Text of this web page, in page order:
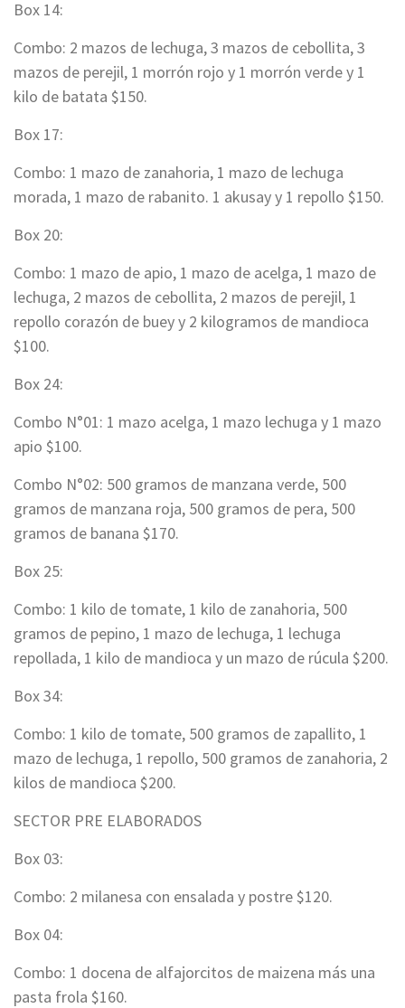
Box 14:
Combo: 2 mazos de lechuga, 3 mazos de cebollita, 3
mazos de perejil, 1 morrón rojo y 1 morrón verde y 1
kilo de batata $150.
Box 17:
Combo: 1 mazo de zanahoria, 1 mazo de lechuga
morada, 1 mazo de rabanito. 1 akusay y 1 repollo $150.
Box 20:
Combo: 1 mazo de apio, 1 mazo de acelga, 1 mazo de
lechuga, 2 mazos de cebollita, 2 mazos de perejil, 1
repollo corazón de buey y 2 kilogramos de mandioca
$100.
Box 24:
Combo N°01: 1 mazo acelga, 1 mazo lechuga y 1 mazo
apio $100.
Combo N°02: 500 gramos de manzana verde, 500
gramos de manzana roja, 500 gramos de pera, 500
gramos de banana $170.
Box 25:
Combo: 1 kilo de tomate, 1 kilo de zanahoria, 500
gramos de pepino, 1 mazo de lechuga, 1 lechuga
repollada, 1 kilo de mandioca y un mazo de rúcula $200.
Box 34:
Combo: 1 kilo de tomate, 500 gramos de zapallito, 1
mazo de lechuga, 1 repollo, 500 gramos de zanahoria, 2
kilos de mandioca $200.
SECTOR PRE ELABORADOS
Box 03:
Combo: 2 milanesa con ensalada y postre $120.
Box 04:
Combo: 1 docena de alfajorcitos de maizena más una
pasta frola $160.